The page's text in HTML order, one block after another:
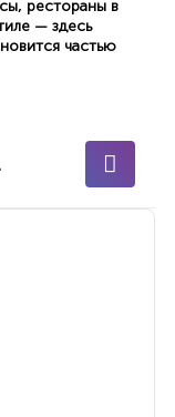
рестораны в
— здесь
частью